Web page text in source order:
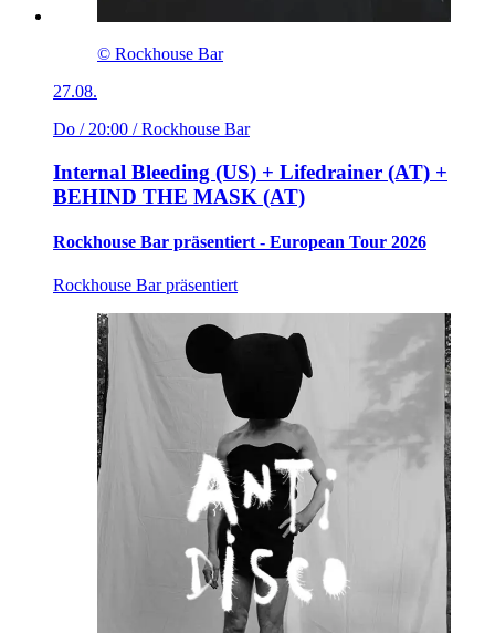
© Rockhouse Bar
27.08.
Do / 20:00 / Rockhouse Bar
Internal Bleeding (US) + Lifedrainer (AT) +
BEHIND THE MASK (AT)
Rockhouse Bar präsentiert - European Tour 2026
Rockhouse Bar präsentiert